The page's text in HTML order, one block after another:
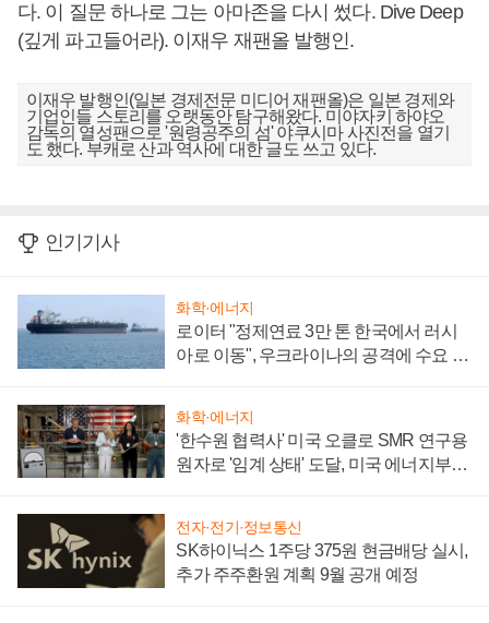
다. 이 질문 하나로 그는 아마존을 다시 썼다. Dive Deep
(깊게 파고들어라). 이재우 재팬올 발행인.
이재우 발행인(일본 경제전문 미디어 재팬올)은 일본 경제와
기업인들 스토리를 오랫동안 탐구해왔다. 미야자키 하야오
감독의 열성팬으로 '원령공주의 섬' 야쿠시마 사진전을 열기
도 했다. 부캐로 산과 역사에 대한 글도 쓰고 있다.
인기기사
화학·에너지
로이터 "정제연료 3만 톤 한국에서 러시
아로 이동", 우크라이나의 공격에 수요 늘
화학·에너지
'한수원 협력사' 미국 오클로 SMR 연구용
원자로 '임계 상태' 도달, 미국 에너지부
전자·전기·정보통신
SK하이닉스 1주당 375원 현금배당 실시,
추가 주주환원 계획 9월 공개 예정